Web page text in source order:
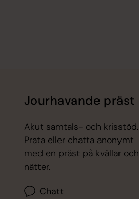
Jourhavande präst
Akut samtals- och krisstöd.
Prata eller chatta anonymt
med en präst på kvällar och
nätter.
Chatt